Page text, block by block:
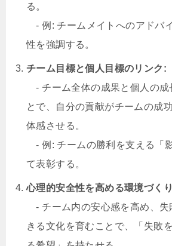
る。
- 例: チームメイトへのアドバ
性を強調する。
チーム目標と個人目標のリンク:
- チーム全体の成果と個人の成
とで、自分の貢献がチームの成
体感させる。
- 例: チームの勝利を支える「
て表彰する。
心理的安全性を高める環境づく
- チーム内の安心感を高め、失
きる文化を育むことで、「失敗